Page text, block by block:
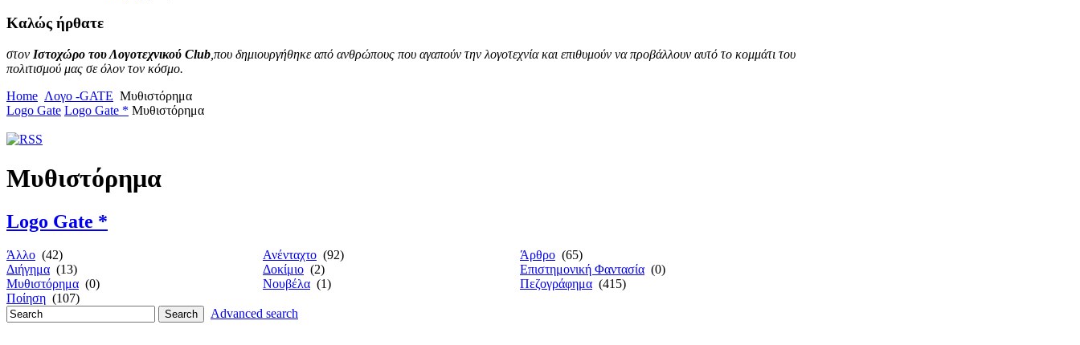
Καλώς ήρθατε
στον Ιστοχώρο του Λογοτεχνικού Club ,που δημιουργήθηκε από ανθρώπους που αγαπούν την λογοτεχνία και επιθυμούν να προβάλλουν αυτό το κομμάτι του
πολιτισμού μας σε όλον τον κόσμο.
Home Λογο -GATE Μυθιστόρημα
Logo Gate Logo Gate * Μυθιστόρημα
Μυθιστόρημα
Logo Gate *
Άλλο (42) Ανένταχτο (92) Άρθρο (65)
Διήγημα (13) Δοκίμιο (2) Επιστημονική Φαντασία (0)
Μυθιστόρημα (0) Νουβέλα (1) Πεζογράφημα (415)
Ποίηση (107)
Advanced search